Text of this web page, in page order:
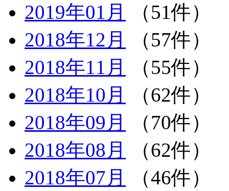
2019年01月
（51件）
2018年12月
（57件）
2018年11月
（55件）
2018年10月
（62件）
2018年09月
（70件）
2018年08月
（62件）
2018年07月
（46件）